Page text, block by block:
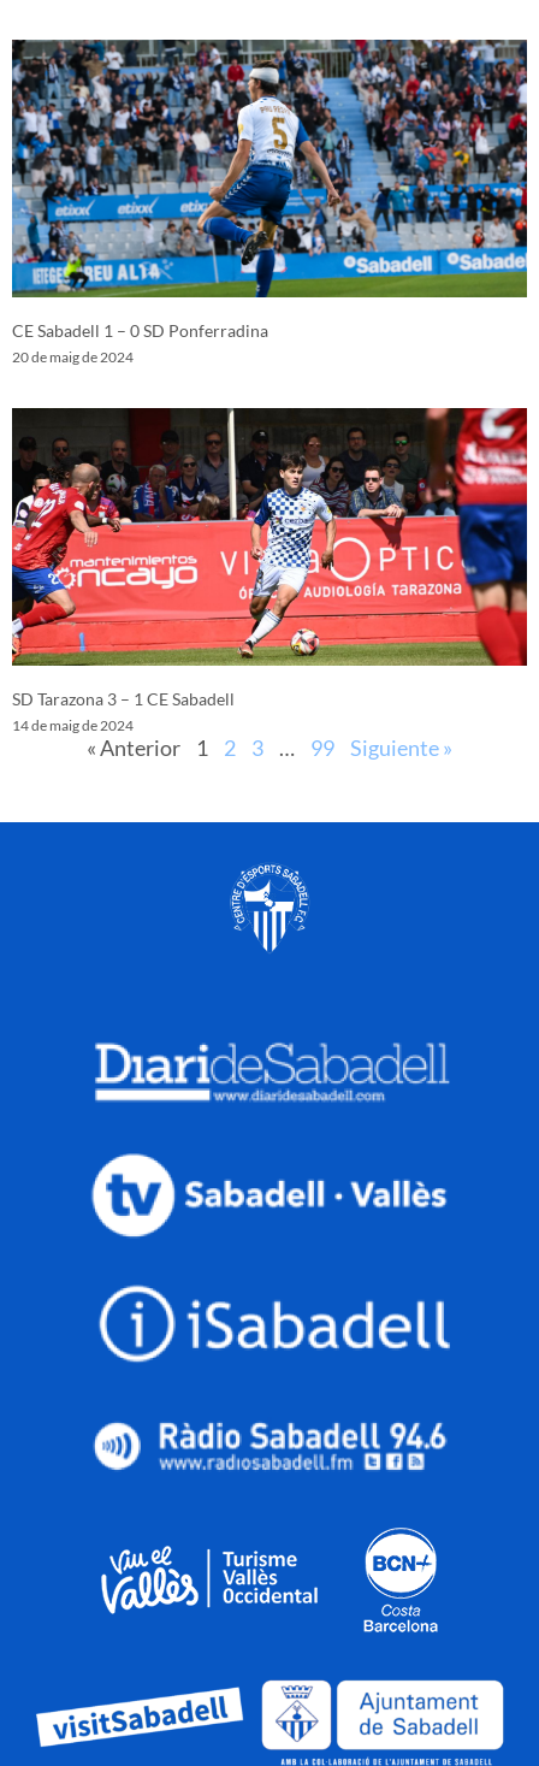
CE Sabadell 1 – 0 SD Ponferradina
20 de maig de 2024
SD Tarazona 3 – 1 CE Sabadell
14 de maig de 2024
« Anterior 1 2 3 … 99 Siguiente »